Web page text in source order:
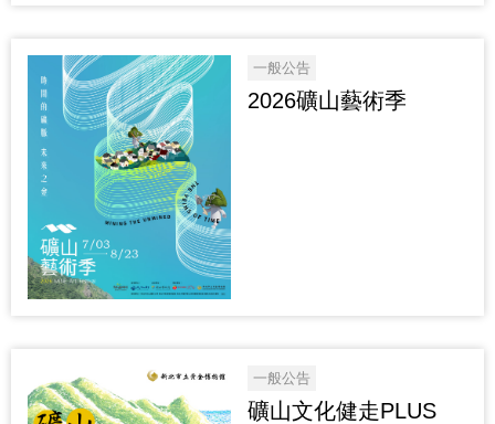
一般公告
2026礦山藝術季
一般公告
礦山文化健走PLUS